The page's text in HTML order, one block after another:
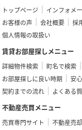
トップページ インフォメ
お客様の声
会社概要 採
個人情報の取扱い
賃貸お部屋探しメニュー
詳細物件検索 町名で検索
お部屋探しに良い時期
安
契約までの流れ
よくある
不動産売買メニュー
売買専門サイト 不動産売